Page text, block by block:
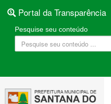
Portal da Transparência
Pesquise seu conteúdo